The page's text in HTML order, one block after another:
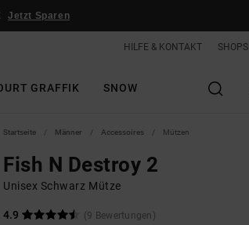
Jetzt Sparen
HILFE & KONTAKT SHOPS
GRAFFIK SNOW
Startseite Männer Accessoires Mützen
Fish N Destroy 2
Unisex Schwarz Mütze
4.9
(9 Bewertungen)